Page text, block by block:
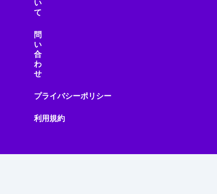
い
て
問
い
合
わ
せ
プライバシーポリシー
利用規約